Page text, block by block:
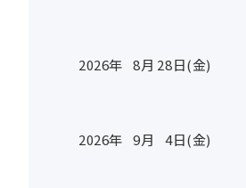
2026年 8月 28日(金)
2026年 9月 4日(金)